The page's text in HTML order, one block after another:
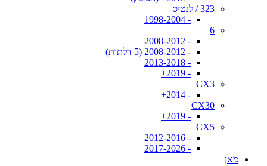
323 / לנטיס
- 1998-2004
6
- 2008-2012
- 2008-2012 (5 דלתות)
- 2013-2018
- 2019+
CX3
- 2014+
CX30
- 2019+
CX5
- 2012-2016
- 2017-2026
מאן